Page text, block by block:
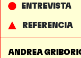
ENTREVISTA
REFERENCIA
ANDREA